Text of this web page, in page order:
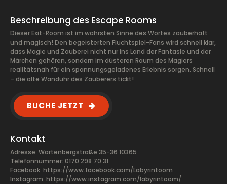
Beschreibung des Escape Rooms
Dieser Exit-Room ist im wahrsten Sinne des Wortes zauberhaft
und magisch! Den begeisterten Fluchtspiel-Fans wird schnell klar,
dass Magie und Zauberei nicht nur ins Land der Fantasie und der
Märchen gehören, sondern im düsteren Raum des Magiers
realitätsnah für ein spannungsgeladenes Erlebnis sorgen. Schnell
– die alte Wanduhr des Zauberers tickt!
BUCHE JETZT
Kontakt
Adresse: Wartenbergstraße 35-36 10365
Telefonnummer: 0170 298 70 31
Facebook: https://www.facebook.com/Labyrintoom
Instagram: https://www.instagram.com/labyrintoom/